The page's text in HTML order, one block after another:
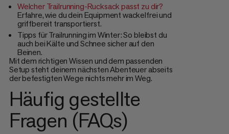
Welcher Trailrunning-Rucksack passt zu dir?
Erfahre, wie du dein Equipment wackelfrei und
griffbereit transportierst.
Tipps für Trailrunning im Winter: So bleibst du
auch bei Kälte und Schnee sicher auf den
Beinen.
Mit dem richtigen Wissen und dem passenden
Setup steht deinem nächsten Abenteuer abseits
der befestigten Wege nichts mehr im Weg.
Häufig gestellte
Fragen (FAQs)